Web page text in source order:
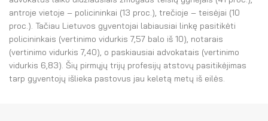
antroje vietoje – policininkai (13 proc.), trečioje – teisėjai (10
proc.). Tačiau Lietuvos gyventojai labiausiai linkę pasitikėti
policininkais (vertinimo vidurkis 7,57 balo iš 10), notarais
(vertinimo vidurkis 7,40), o paskiausiai advokatais (vertinimo
vidurkis 6,83). Šių pirmųjų trijų profesijų atstovų pasitikėjimas
tarp gyventojų išlieka pastovus jau keletą metų iš eilės.